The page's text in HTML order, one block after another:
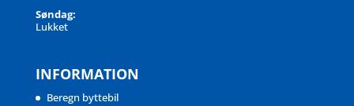
Søndag:
Lukket
INFORMATION
Beregn byttebil